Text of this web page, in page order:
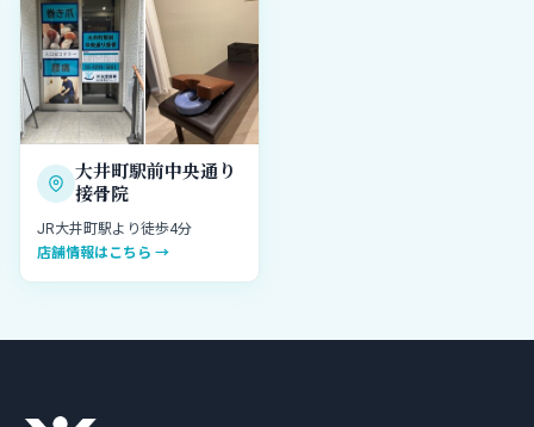
大井町駅前中央通り
接骨院
JR大井町駅より徒歩4分
店舗情報はこちら →